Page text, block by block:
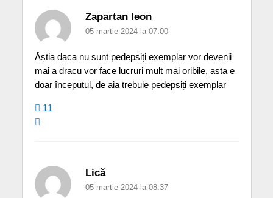
Zapartan leon
05 martie 2024 la 07:00
Ăștia daca nu sunt pedepsiți exemplar vor devenii
mai a dracu vor face lucruri mult mai oribile, asta e
doar începutul, de aia trebuie pedepsiți exemplar
11
Lică
05 martie 2024 la 08:37